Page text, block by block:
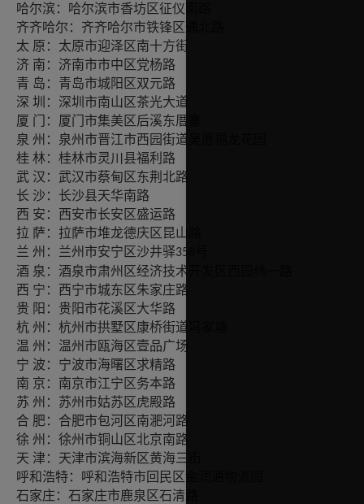
哈尔滨：哈尔滨市香坊区征仪南路
齐齐哈尔：齐齐哈尔市铁锋区通北路
太 原：太原市迎泽区南十方街
济 南：济南市市中区党杨路
青 岛：青岛市城阳区双元路
深 圳：深圳市南山区茶光大道
厦 门：厦门市集美区后溪东厝寨
泉 州：泉州市晋江市西园街道吴厝福龙花园
桂 林：桂林市灵川县福利路
武 汉：武汉市蔡甸区东荆北路
长 沙：长沙县天华南路
西 安：西安市长安区盛运路
拉 萨：拉萨市堆龙德庆区昆山路
兰 州：兰州市安宁区沙井驿358
酒 泉：酒泉市肃州区经济技术开发区西园纬一路
西 宁：西宁市城东区朱家庄路
贵 阳：贵阳市花溪区大华路
杭 州：杭州市拱墅区康桥街道冯家塘
温 州：温州市瓯海区壹品广场
宁 波：宁波市海曙区求精路
南 京：南京市江宁区务本路
苏 州：苏州市姑苏区虎殿路
合 肥：合肥市包河区南淝河路
徐 州：徐州市铜山区北京南路
天 津：天津市滨海新区黄海三街
呼和浩特：呼和浩特市回民区金润通物流园
石家庄：石家庄市鹿泉区石清路